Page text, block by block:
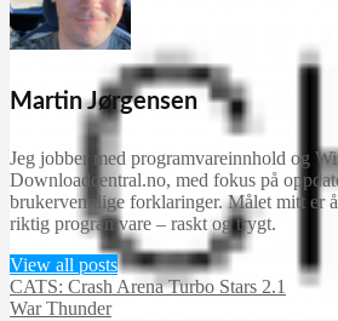
Martin Jørgensen
Jeg jobber med programvareinnhold og
Downloadcentral.no, med fokus på
brukervennlige forklaringer. Målet mitt er
riktig programvare – raskt og trygt.
View all posts
CATS: Crash Arena Turbo Stars 2.1
War Thunder